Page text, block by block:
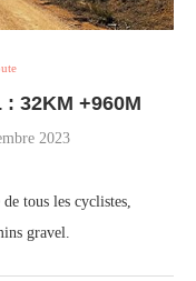
: 32KM +960M
2023
tous les cyclistes,
gravel.